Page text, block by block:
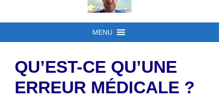
MENU
QU’EST-CE QU’UNE
ERREUR MÉDICALE ?